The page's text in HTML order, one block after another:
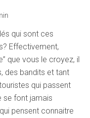
qui sont ces
Effectivement,
que vous le croyez, il
des bandits et tant
qui passent
se font jamais
pensent connaitre